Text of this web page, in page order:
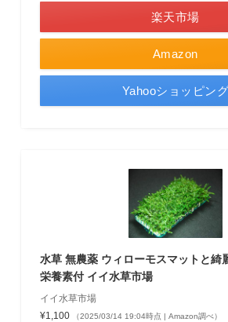
Amazon
楽天市場
Yahooショッピング
水草 無農薬 ウィローモスマットと綺
栄養素付 イイ水草市場
イイ水草市場
¥1,100
（2025/03/14 19:04時点 | Amazon調べ）